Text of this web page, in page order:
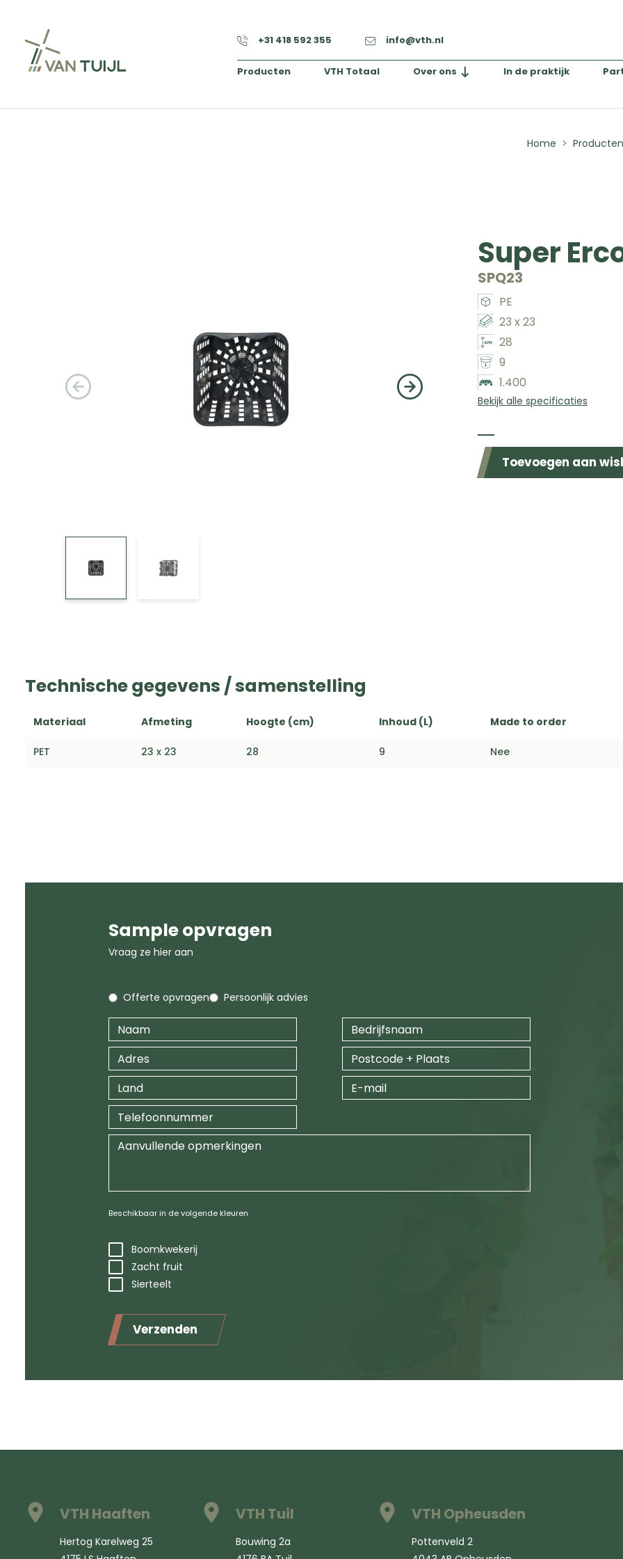
+31 418 592 355 info@vth.nl
Producten VTH Totaal Over ons In de praktijk
Home Producten
Super
SPQ23
PE
23 x 23
28
9
1.400
Bekijk alle specificaties
Toevoegen aan
Technische gegevens / samenstelling
Materiaal Afmeting Hoogte (cm) Inhoud (L) Made to order
PET 23 x 23 28 9 Nee
Sample opvragen
Vraag ze hier aan
Offerte opvragen Persoonlijk advies
Beschikbaar in de volgende kleuren
Boomkwekerij
Zacht fruit
Sierteelt
Verzenden
VTH Haaften
Hertog Karelweg 25
VTH Tuil
Bouwing 2a
VTH Opheusden
Pottenveld 2